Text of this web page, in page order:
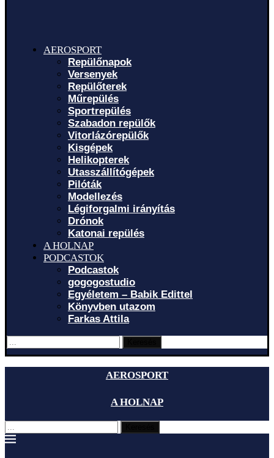
AEROSPORT
Repülőnapok
Versenyek
Repülőterek
Műrepülés
Sportrepülés
Szabadon repülők
Vitorlázórepülők
Kisgépek
Helikopterek
Utasszállítógépek
Pilóták
Modellezés
Légiforgalmi irányítás
Drónok
Katonai repülés
A HOLNAP
PODCASTOK
Podcastok
gogogostudio
Egyéletem – Babik Edittel
Könyvben utazom
Farkas Attila
AEROSPORT
A HOLNAP